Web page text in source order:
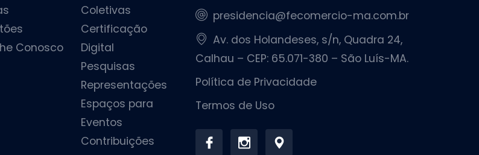
Conosco
Coletivas
Certificação
Digital
Pesquisas
Representações
Espaços para
Eventos
Contribuições
presidencia@fecomercio-ma.com.br
Av. dos Holandeses, s/n, Quadra 24,
Calhau – CEP: 65.071-380 – São Luís-MA.
Política de Privacidade
Termos de Uso